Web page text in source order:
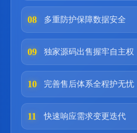
08 多重防护保障数据安全
09 独家源码出售握牢自主权
10 完善售后体系全程护无忧
11 快速响应需求变更迭代